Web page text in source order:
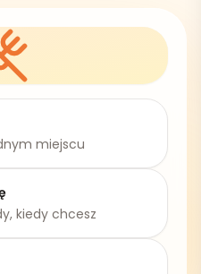
miejscu
kiedy chcesz